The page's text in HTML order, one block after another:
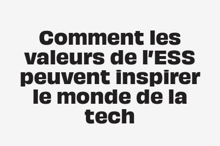
Comment les
valeurs de l’ESS
peuvent inspirer
le monde de la
tech